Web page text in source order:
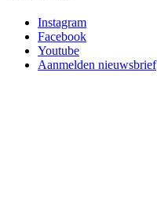
Instagram
Facebook
Youtube
Aanmelden nieuwsbrief